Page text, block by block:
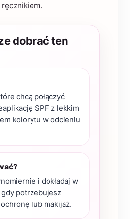
dobrać ten
chcą połączyć
SPF z lekkim
kolorytu w odcieniu
i dokładaj w
potrzebujesz
lub makijaż.